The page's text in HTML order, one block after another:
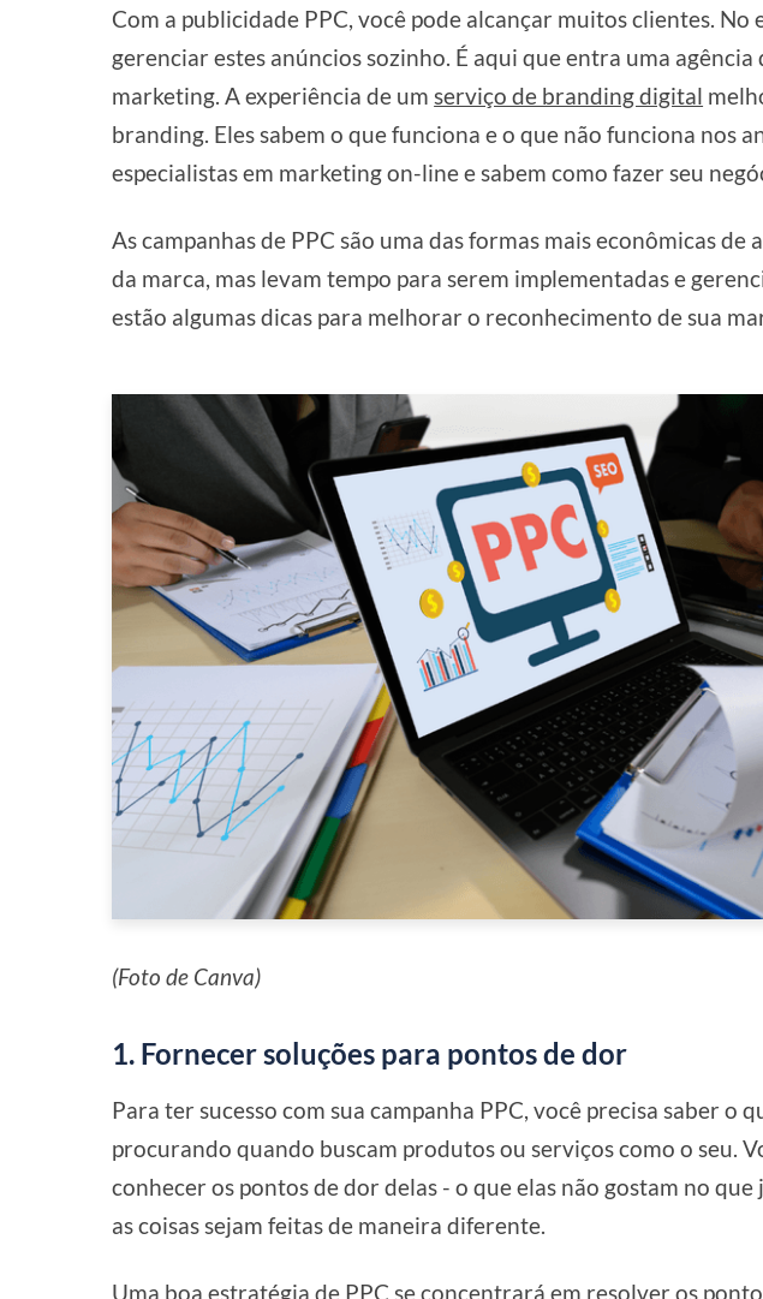
Com a publicidade PPC, você pode alcançar muitos clientes. No
gerenciar estes anúncios sozinho. É aqui que entra uma agência
marketing. A experiência de um serviço de branding digital
branding. Eles sabem o que funciona e o que não funciona nos
especialistas em marketing on-line e sabem como fazer seu
As campanhas de PPC são uma das formas mais econômicas
da marca, mas levam tempo para serem implementadas e
estão algumas dicas para melhorar o reconhecimento de sua
(Foto de Canva)
1. Fornecer soluções para pontos de dor
Para ter sucesso com sua campanha PPC, você precisa saber o
procurando quando buscam produtos ou serviços como o seu.
conhecer os pontos de dor delas - o que elas não gostam no
as coisas sejam feitas de maneira diferente.
Uma boa estratégia de PPC se concentrará em resolver os